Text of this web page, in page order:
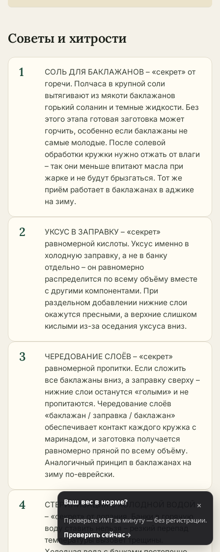
Советы и хитрости
1
СОЛЬ ДЛЯ БАКЛАЖАНОВ – «секрет» от
горечи. Полчаса в крупной соли
вытягивают из мякоти баклажанов
горький соланин и темные жидкости. Без
этого этапа готовая заготовка может
горчить, особенно если баклажаны не
самые молодые. После солевой
обработки кружки нужно отжать от влаги
– так они меньше впитают масла при
жарке и не будут брызгаться. Тот же
приём работает в баклажанах в аджике
на зиму.
2
УКСУС В ЗАПРАВКУ – «секрет»
равномерной кислоты. Уксус именно в
холодную заправку, а не в банку
отдельно – он равномерно
распределится по всему объёму вместе
с другими компонентами. При
раздельном добавлении нижние слои
окажутся пресными, а верхние слишком
кислыми из-за оседания уксуса вниз.
3
ЧЕРЕДОВАНИЕ СЛОЁВ – «секрет»
равномерной пропитки. Если сложить
все баклажаны вниз, а заправку сверху –
нижние слои останутся «голыми» и не
пропитаются. Чередование слоёв
«баклажан / заправка / баклажан»
обеспечивает контакт каждого кружка с
маринадом, и заготовка получается
равномерно пряной по всему объёму.
Аналогичный принцип в баклажанах на
зиму по-еврейски.
4
СТЕРИЛИЗАЦИЯ С ХОЛОДНОЙ ВОДОЙ
– «секрет» от лопания. Банки в горячую
воду ставить нельзя – резкий перепад
температуры вызовет трещины.
Ваш вес в норме? ×
Проверьте ИМТ за минуту — без регистрации.
Проверить сейчас→